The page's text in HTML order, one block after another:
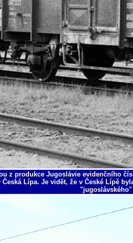
z produkce Jugoslávie evidenčního
Lípa. Je vidět, že v České Lípě
"jugoslávského"